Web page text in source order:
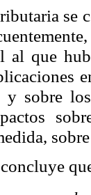
se
al que
sobre